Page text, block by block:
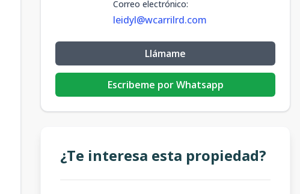
Correo electrónico:
leidyl@wcarrilrd.com
Llámame
Escribeme por Whatsapp
¿Te interesa esta propiedad?